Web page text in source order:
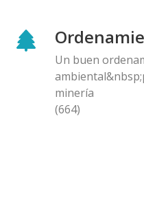
Un buen
minería
(664)